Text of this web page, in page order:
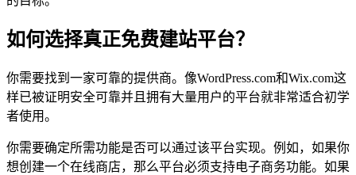
如何选择真正免费建站平台？
你需要找到一家可靠的提供商。像WordPress.com和Wix.com这
样已被证明安全可靠并且拥有大量用户的平台就非常适合初学
者使用。
你需要确定所需功能是否可以通过该平台实现。例如，如果你
想创建一个在线商店，那么平台必须支持电子商务功能。如果